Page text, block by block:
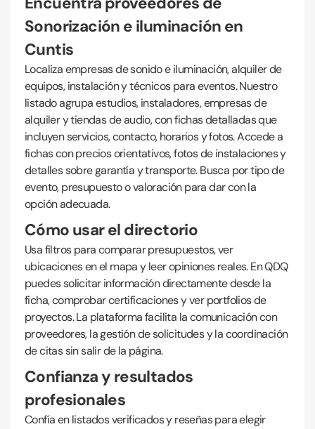
Sonorización e iluminación en
Cuntis
Localiza empresas de sonido e iluminación, alquiler de
equipos, instalación y técnicos para eventos. Nuestro
listado agrupa estudios, instaladores, empresas de
alquiler y tiendas de audio, con fichas detalladas que
incluyen servicios, contacto, horarios y fotos. Accede a
fichas con precios orientativos, fotos de instalaciones y
detalles sobre garantía y transporte. Busca por tipo de
evento, presupuesto o valoración para dar con la
opción adecuada.
Cómo usar el directorio
Usa filtros para comparar presupuestos, ver
ubicaciones en el mapa y leer opiniones reales. En QDQ
puedes solicitar información directamente desde la
ficha, comprobar certificaciones y ver portfolios de
proyectos. La plataforma facilita la comunicación con
proveedores, la gestión de solicitudes y la coordinación
de citas sin salir de la página.
Confianza y resultados
profesionales
Confía en listados verificados y reseñas para elegir